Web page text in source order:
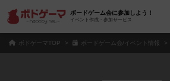
ボードゲーム会に参加しよう！
イベント作成・参加サービス
ボドゲーマTOP ボードゲーム会/イベント情報